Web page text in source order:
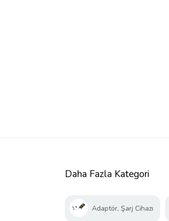
Daha Fazla Kategori
Adaptör, Şarj Cihazı